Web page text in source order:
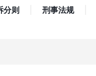
分则 刑事法规